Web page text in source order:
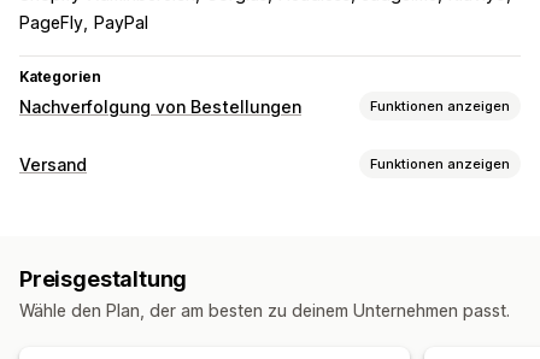
PageFly
PayPal
Kategorien
Nachverfolgung von Bestellungen Funktionen anzeigen
Tracking
Globales Tracking Dashboards
Verschiedene Versanddienstleister API
Analysen
Versand Funktionen anzeigen
Bestellsynchronisierung
Versanddienstleisterauswahl
Preisgestaltung
Wähle den Plan, der am besten zu deinem Unternehmen passt.